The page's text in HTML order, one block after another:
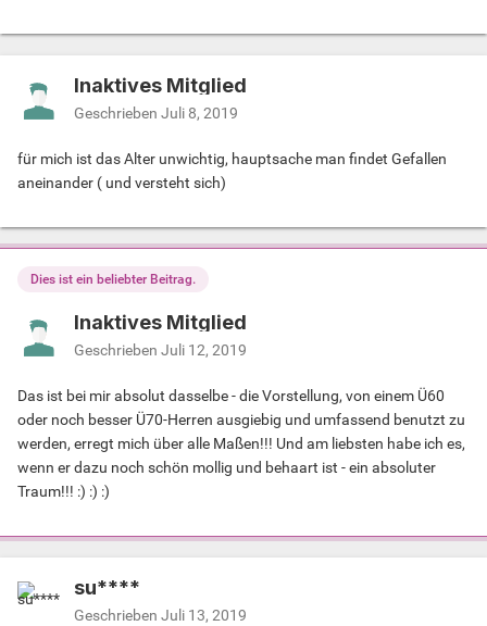
Inaktives Mitglied
Geschrieben Juli 8, 2019
für mich ist das Alter unwichtig, hauptsache man findet Gefallen
aneinander ( und versteht sich)
Dies ist ein beliebter Beitrag.
Inaktives Mitglied
Geschrieben Juli 12, 2019
Das ist bei mir absolut dasselbe - die Vorstellung, von einem Ü60
oder noch besser Ü70-Herren ausgiebig und umfassend benutzt zu
werden, erregt mich über alle Maßen!!! Und am liebsten habe ich es,
wenn er dazu noch schön mollig und behaart ist - ein absoluter
Traum!!! :) :) :)
su****
Geschrieben Juli 13, 2019